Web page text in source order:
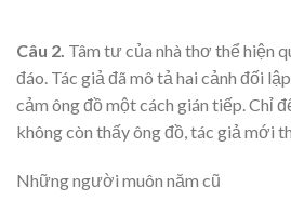
Câu 2. Tâm tư của nhà thơ thể hiện
đáo. Tác giả đã mô tả hai cảnh đối
cảm ông đồ một cách gián tiếp. Chỉ
không còn thấy ông đồ, tác giả mới
Những người muôn năm cũ